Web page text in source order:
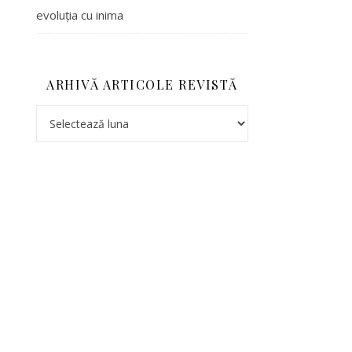
evoluția cu inima
ARHIVĂ ARTICOLE REVISTĂ